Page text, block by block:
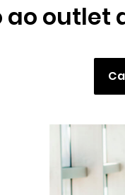
ao outlet